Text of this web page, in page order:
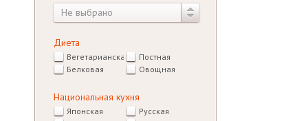
Не выбрано
Диета
Вегетарианская
Постная
Белковая
Овощная
Национальная кухня
Японская
Русская